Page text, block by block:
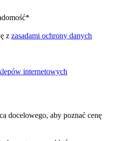
*
z zasadami ochrony danych
internetowych
docelowego, aby poznać cenę